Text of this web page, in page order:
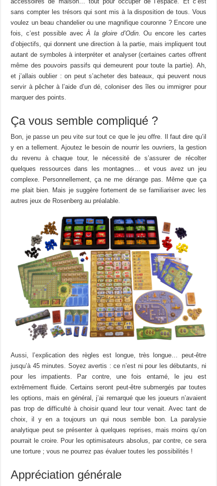
sans compter les trésors qui sont mis à la disposition de tous. Vous
voulez un beau chandelier ou une magnifique couronne ? Encore une
fois, c’est possible avecÀ la gloire d’Odin. Ou encore les cartes
d’objectifs, qui donnent une direction à la partie, mais impliquent tout
autant de symboles à interpréter et analyser (certaines cartes offrent
même des pouvoirs passifs qui demeurent pour toute la partie). Ah,
et j’allais oublier : on peut s’acheter des bateaux, qui peuvent nous
servir à pêcher à l’aide d’un dé, coloniser des îles ou immigrer pour
marquer des points.
Ça vous semble compliqué ?
Bon, je passe un peu vite sur tout ce que le jeu offre. Il faut dire qu’il
y en a tellement. Ajoutez le besoin de nourrir les ouvriers, la gestion
du revenu à chaque tour, le nécessité de s’assurer de récolter
quelques ressources dans les montagnes… et vous avez un jeu
complexe. Personnellement, ça ne me dérange pas. Même que ça
me plait bien. Mais je suggère fortement de se familiariser avec les
autres jeux de Rosenberg au préalable.
Aussi, l’explication des règles est longue, très longue… peut-être
jusqu’à 45 minutes. Soyez avertis : ce n’est ni pour les débutants, ni
pour les impatients. Par contre, une fois entamé, le jeu est
extrêmement fluide. Certains seront peut-être submergés par toutes
les options, mais en général, j’ai remarqué que les joueurs n’avaient
pas trop de difficulté à choisir quand leur tour venait. Avec tant de
choix, il y en a toujours un qui nous semble bon. La paralysie
analytique peut se présenter à quelques reprises, mais moins qu’on
pourrait le croire. Pour les optimisateurs absolus, par contre, ce sera
une torture ; vous ne pourrez pas évaluer toutes les possibilités !
Appréciation générale